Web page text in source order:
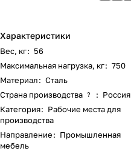
Характеристики
Вес, кг: 56
Максимальная нагрузка, кг: 750
Материал: Сталь
Страна производства ? : Россия
Категория: Рабочие места для
производства
Направление: Промышленная
мебель